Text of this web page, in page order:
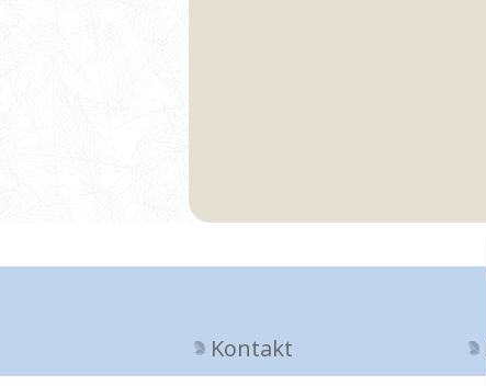
Kontakt